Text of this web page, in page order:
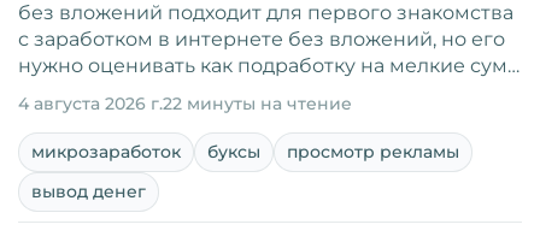
без вложений подходит для первого знакомства
с заработком в интернете без вложений, но его
нужно оценивать как подработку на мелкие сум…
4 августа 2026 г.22 минуты на чтение
микрозаработок буксы
просмотр рекламы
вывод денег